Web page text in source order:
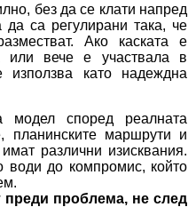
без да се клати напред
са регулирани така, че
Ако каската е
или вече е участвала в
като надеждна
според реалната
планинските маршрути и
различни изисквания.
води до компромис, който
преди проблема, не след